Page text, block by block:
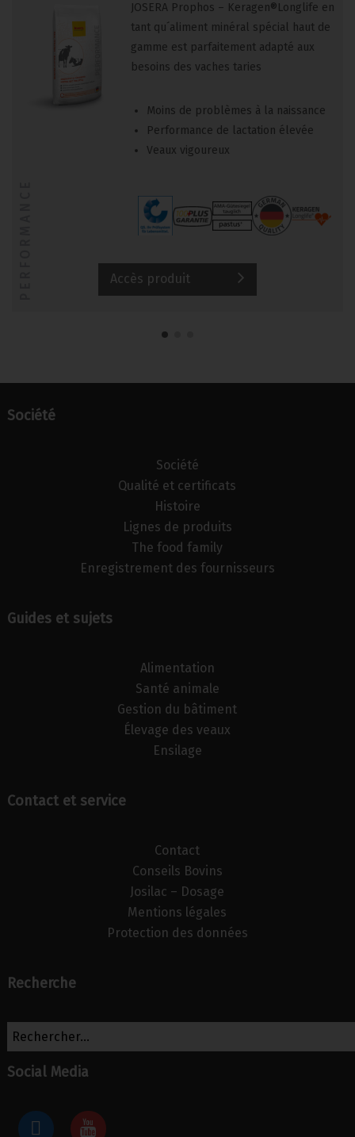
JOSERA Prophos – Keragen®Longlife en
tant qu´aliment minéral spécial haut de
gamme est parfaitement adapté aux
besoins des vaches taries
Moins de problèmes à la naissance
Performance de lactation élevée
Veaux vigoureux
Accès produit
Société
Société
Qualité et certificats
Histoire
Lignes de produits
The food family
Enregistrement des fournisseurs
Guides et sujets
Alimentation
Santé animale
Gestion du bâtiment
Élevage des veaux
Ensilage
Contact et service
Contact
Conseils Bovins
Josilac – Dosage
Mentions légales
Protection des données
Recherche
Social Media